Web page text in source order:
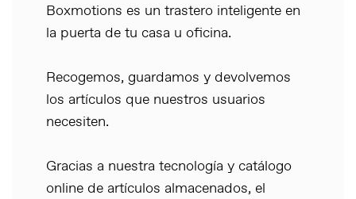
Boxmotions es un trastero inteligente en
la puerta de tu casa u oficina.
Recogemos, guardamos y devolvemos
los artículos que nuestros usuarios
necesiten.
Gracias a nuestra tecnología y catálogo
online de artículos almacenados, el